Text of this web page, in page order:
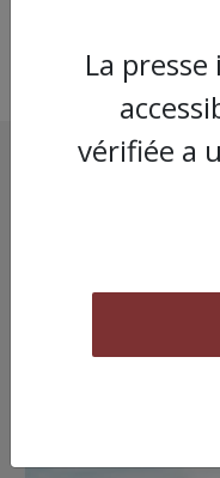
La
vérifiée a